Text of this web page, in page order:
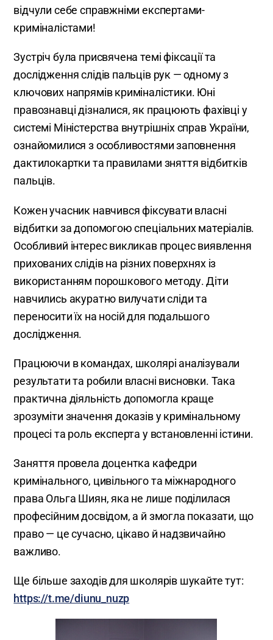
відчули себе справжніми експертами-
криміналістами!
Зустріч була присвячена темі фіксації та
дослідження слідів пальців рук — одному з
ключових напрямів криміналістики. Юні
правознавці дізналися, як працюють фахівці у
системі Міністерства внутрішніх справ України,
ознайомилися з особливостями заповнення
дактилокартки та правилами зняття відбитків
пальців.
Кожен учасник навчився фіксувати власні
відбитки за допомогою спеціальних матеріалів.
Особливий інтерес викликав процес виявлення
прихованих слідів на різних поверхнях із
використанням порошкового методу. Діти
навчились акуратно вилучати сліди та
переносити їх на носій для подальшого
дослідження.
Працюючи в командах, школярі аналізували
результати та робили власні висновки. Така
практична діяльність допомогла краще
зрозуміти значення доказів у кримінальному
процесі та роль експерта у встановленні істини.
Заняття провела доцентка кафедри
кримінального, цивільного та міжнародного
права Ольга Шиян, яка не лише поділилася
професійним досвідом, а й змогла показати, що
право — це сучасно, цікаво й надзвичайно
важливо.
Ще більше заходів для школярів шукайте тут:
https://t.me/diunu_nuzp